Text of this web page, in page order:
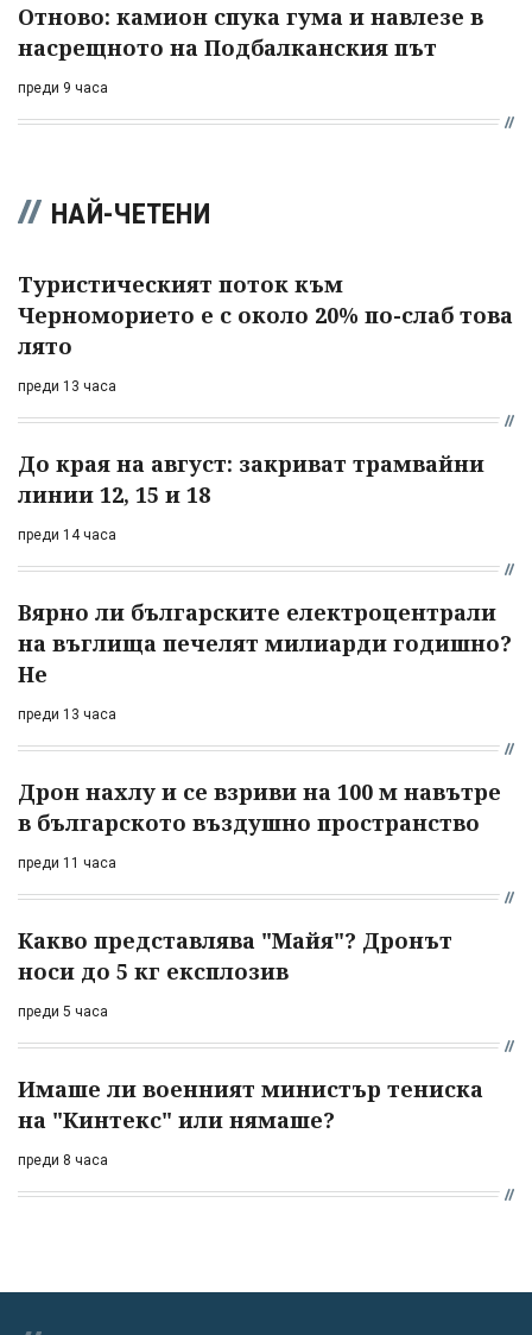
Отново: камион спука гума и навлезе в
насрещното на Подбалканския път
преди 9 часа
НАЙ-ЧЕТЕНИ
Туристическият поток към
Черноморието е с около 20% по-слаб това
лято
преди 13 часа
До края на август: закриват трамвайни
линии 12, 15 и 18
преди 14 часа
Вярно ли българските електроцентрали
на въглища печелят милиарди годишно?
Не
преди 13 часа
Дрон нахлу и се взриви на 100 м навътре
в българското въздушно пространство
преди 11 часа
Какво представлява "Майя"? Дронът
носи до 5 кг експлозив
преди 5 часа
Имаше ли военният министър тениска
на "Кинтекс" или нямаше?
преди 8 часа